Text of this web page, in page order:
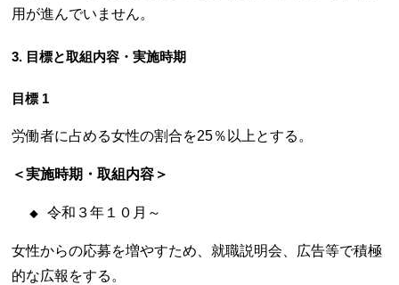
用が進んでいません。
3. 目標と取組内容・実施時期
目標 1
労働者に占める女性の割合を25％以上とする。
＜実施時期・取組内容＞
令和３年１０月～
女性からの応募を増やすため、就職説明会、広告等で積極
的な広報をする。